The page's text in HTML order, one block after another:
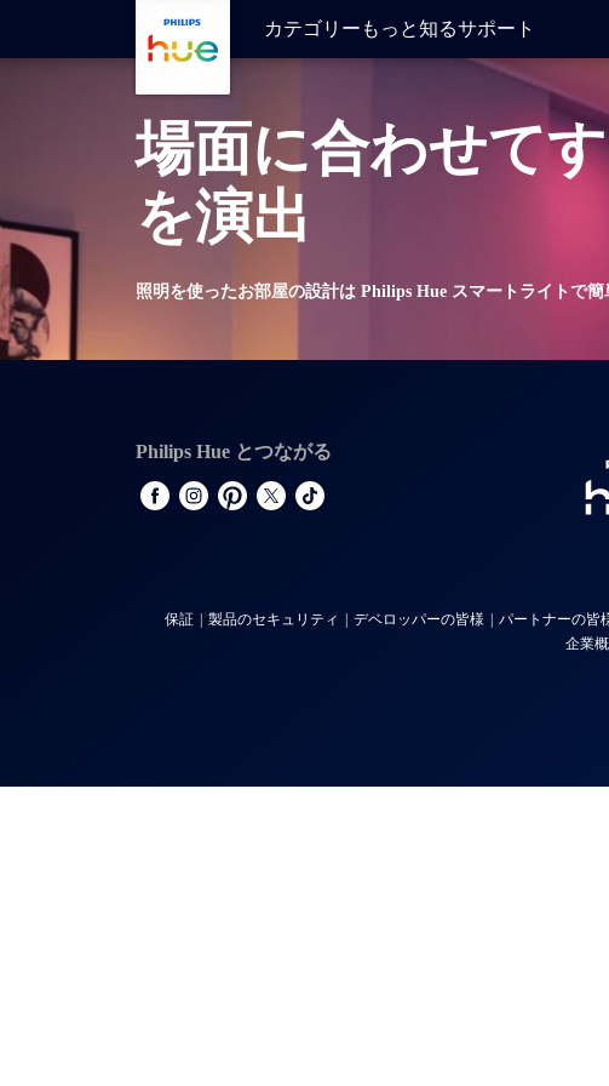
カテゴリー もっと知るサポート
場面に合わせて
を演出
照明を使ったお部屋の設計は Philips Hue スマートライトで簡
Philips Hue とつながる
保証 製品のセキュリティ デベロッパーの皆様 パートナーの皆
企業